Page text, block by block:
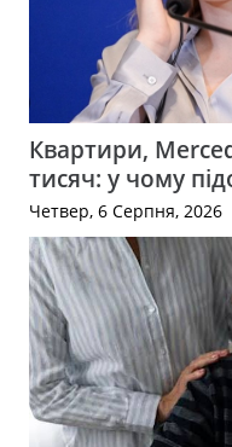
Квартири,
тисяч: у чому
Четвер, 6 Серпня, 2026